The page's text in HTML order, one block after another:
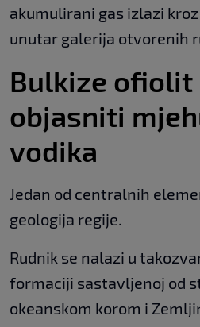
akumulirani gas izlazi
unutar galerija otvorenih
Bulkize ofiolit
objasniti
vodika
Jedan od centralnih
geologija regije.
Rudnik se nalazi u
formaciji sastavljenoj od
okeanskom korom i